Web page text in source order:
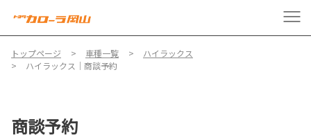
トップページ 車種一覧
ハイラックス
ハイラックス｜商談予約
商談予約